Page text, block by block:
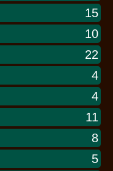
15
10
22
4
4
11
8
5